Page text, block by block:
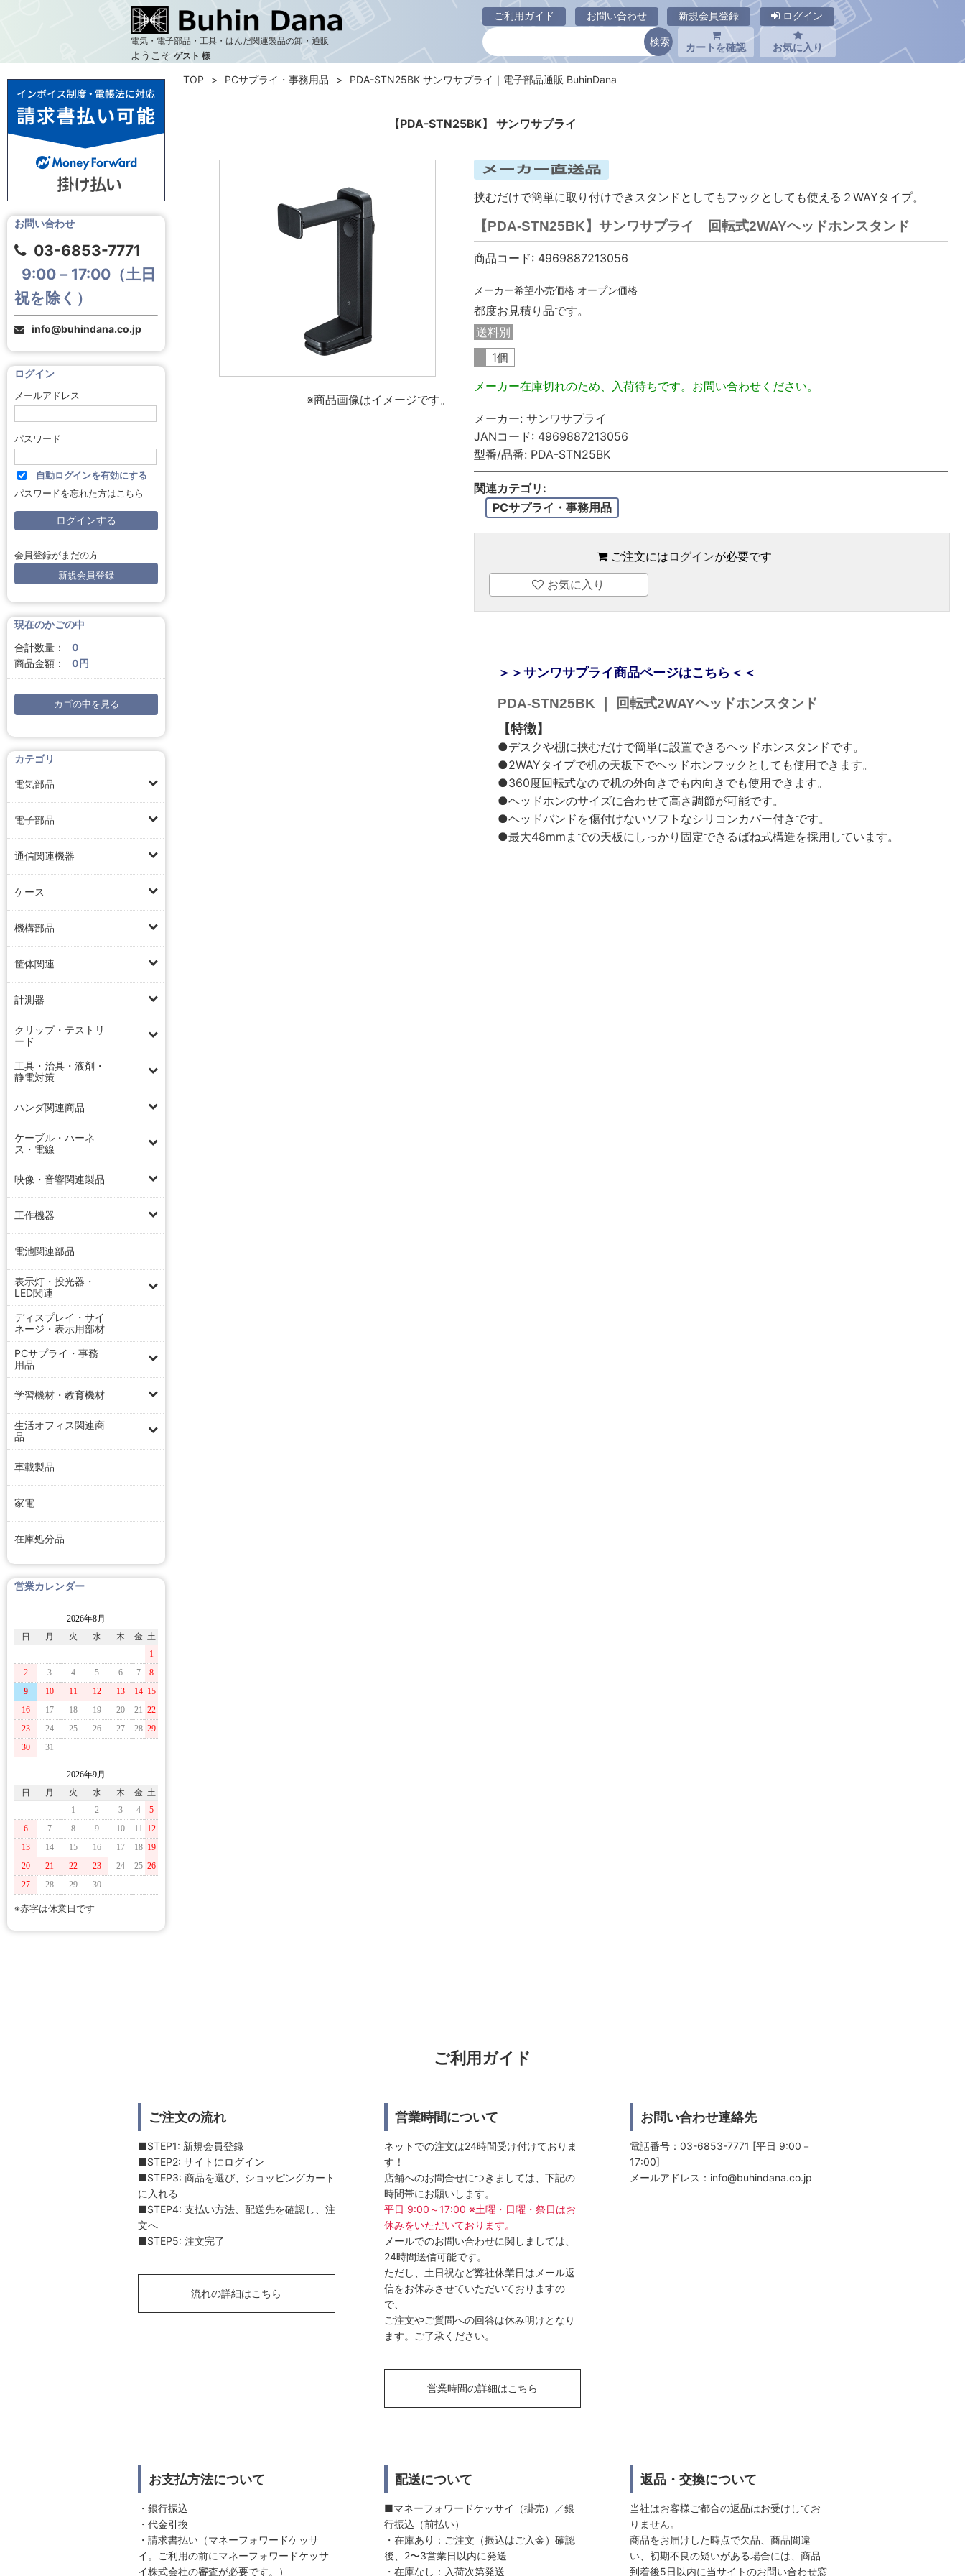
電気・電子部品・工具・はんだ関連製品の卸・通販
ようこそ ゲスト 様
ご利用ガイド お問い合わせ 新規会員登録 ログイン
カートを確認 お気に入り
【PDA-STN25BK】 サンワサプライ
お問い合わせ
03-6853-7771
9:00－17:00（土日
祝を除く）
info@buhindana.co.jp
ログイン
メールアドレス
パスワード
自動ログインを有効にする
パスワードを忘れた方はこちら
会員登録がまだの方
新規会員登録
現在のかごの中
合計数量：
0
商品金額：
0円
カゴの中を見る
カテゴリ
電気部品
電子部品
通信関連機器
ケース
機構部品
筐体関連
計測器
クリップ・テストリ
ード
工具・治具・液剤・
静電対策
ハンダ関連商品
ケーブル・ハーネ
ス・電線
映像・音響関連製品
工作機器
電池関連部品
表示灯・投光器・
LED関連
ディスプレイ・サイ
ネージ・表示用部材
PCサプライ・事務
用品
学習機材・教育機材
生活オフィス関連商
品
車載製品
家電
在庫処分品
営業カレンダー
2026年8月
日
月 火 水 木 金 土
1
2
3 4 5 6 7
8
9
10 11 12 13 14 15
16
17 18 19 20 21 22
23
24 25 26 27 28 29
30
31
2026年9月
日
月 火 水 木 金 土
1
2 3 4
5
6
7 8 9 10 11 12
13
14 15 16 17 18 19
20
21 22 23 24 25 26
27
28 29 30
※赤字は休業日です
TOP PCサプライ・事務用品 PDA-STN25BK サンワサプライ｜電子部品通販 BuhinDana
※商品画像はイメージです。
挟むだけで簡単に取り付けできスタンドとしてもフックとしても使える２WAYタイプ。
【PDA-STN25BK】サンワサプライ 回転式2WAYヘッドホンスタンド
商品コード: 4969887213056
メーカー希望小売価格 オープン価格
都度お見積り品です。
送料別
1個
メーカー在庫切れのため、入荷待ちです。お問い合わせください。
メーカー: サンワサプライ
JANコード: 4969887213056
型番/品番: PDA-STN25BK
関連カテゴリ:
PCサプライ・事務用品
ご注文には ログインが必要です
お気に入り
＞＞サンワサプライ商品ページはこちら＜＜
PDA-STN25BK ｜ 回転式2WAYヘッドホンスタンド
【特徴】
●デスクや棚に挟むだけで簡単に設置できるヘッドホンスタンドです。
●2WAYタイプで机の天板下でヘッドホンフックとしても使用できます。
●360度回転式なので机の外向きでも内向きでも使用できます。
●ヘッドホンのサイズに合わせて高さ調節が可能です。
●ヘッドバンドを傷付けないソフトなシリコンカバー付きです。
●最大48mmまでの天板にしっかり固定できるばね式構造を採用しています。
ご利用ガイド
ご注文の流れ
■STEP1: 新規会員登録
■STEP2: サイトにログイン
■STEP3: 商品を選び、ショッピングカート
に入れる
■STEP4: 支払い方法、配送先を確認し、注
文へ
■STEP5: 注文完了
流れの詳細はこちら
営業時間について
ネットでの注文は24時間受け付けておりま
す！
店舗へのお問合せにつきましては、下記の
時間帯にお願いします。
平日 9:00～17:00 ※土曜・日曜・祭日はお
休みをいただいております。
メールでのお問い合わせに関しましては、
24時間送信可能です。
ただし、土日祝など弊社休業日はメール返
信をお休みさせていただいておりますの
で、
ご注文やご質問への回答は休み明けとなり
ます。ご了承ください。
営業時間の詳細はこちら
お問い合わせ連絡先
電話番号：03-6853-7771 [平日 9:00－
17:00]
メールアドレス： info@buhindana.co.jp
お支払方法について
・銀行振込
・代金引換
・請求書払い（マネーフォワードケッサ
イ。ご利用の前にマネーフォワードケッサ
イ株式会社の審査が必要です。）
配送について
■マネーフォワードケッサイ（掛売）／銀
行振込（前払い）
・在庫あり：ご注文（振込はご入金）確認
後、2〜3営業日以内に発送
・在庫なし：入荷次第発送
返品・交換について
当社はお客様ご都合の返品はお受けしてお
りません。
商品をお届けした時点で欠品、商品間違
い、初期不良の疑いがある場合には、商品
到着後5日以内に当サイトのお問い合わせ窓